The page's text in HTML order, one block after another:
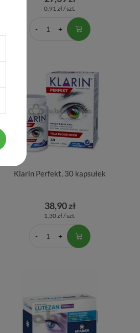
0,91 zł / szt.
Klarin Perfekt, 30 kapsułek
38,90 zł
1,30 zł / szt.